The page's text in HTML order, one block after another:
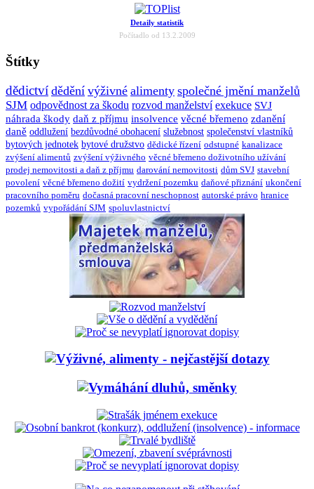
Detaily statistik
Počítadlo od 13.2.2009
Štítky
dědictví dědění výživné alimenty společné jmění manželů
SJM odpovědnost za škodu rozvod manželství exekuce SVJ
náhrada škody daň z příjmu insolvence věcné břemeno zdanění
daně oddlužení bezdůvodné obohacení služebnost společenství vlastníků
bytových jednotek bytové družstvo dědické řízení odstupné kanalizace
zvýšení alimentů zvýšení výživného věcné břemeno doživotního užívání
prodej nemovitosti a daň z příjmu darování nemovitosti dům SVJ stavební
povolení věcné břemeno dožití vydržení pozemku daňové přiznání ukončení
pracovního poměru dočasná pracovní neschopnost autorské právo hranice
pozemků vypořádání SJM spoluvlastnictví